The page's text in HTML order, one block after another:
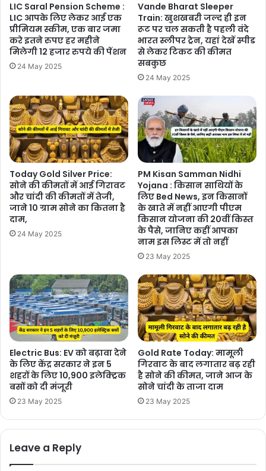
LIC Saral Pension Scheme :
LIC आपके लिए लेकर आई एक
प्रीमियम स्कीम, एक बार जमा
करे इतने रुपए हर महीने
मिलेगी 12 हजार रुपये की पेंशन
24 May 2025
Vande Bharat Sleeper
Train: खुशखबरी जल्द ही इन
रूट पर चल सकती है पहली वंदे
भारत स्लीपर ट्रेन, यहां देखें स्पीड
से लेकर टिकट की कीमत
सबकुछ
24 May 2025
Today Gold Silver Price:
सोने की कीमतों में आई गिरावट
और चांदी की कीमतों में तेजी,
जाने 10 ग्राम सोने का कितना है
दाम,
24 May 2025
PM Kisan Samman Nidhi
Yojana : किसान साथियों के
लिए Bed News, इन किसानों
के खाते में नहीं आएगी पीएम
किसान योजना की 20वीं किस्त
के पैसे, जानिए कहीं आपका
नाम इस लिस्ट में तो नहीं
23 May 2025
Electric Bus: EV को बढ़ावा देने
के लिए केंद्र सरकार ने इन 5
शहरों के लिए 10,900 इलेक्ट्रिक
बसों को दी मंजूरी
23 May 2025
Gold Rate Today: मामूली
गिरवाट के बाद लगातार बढ़ रही
है सोने की कीमत, जाने आज के
सोने चांदी के ताजा दाम
23 May 2025
Leave a Reply